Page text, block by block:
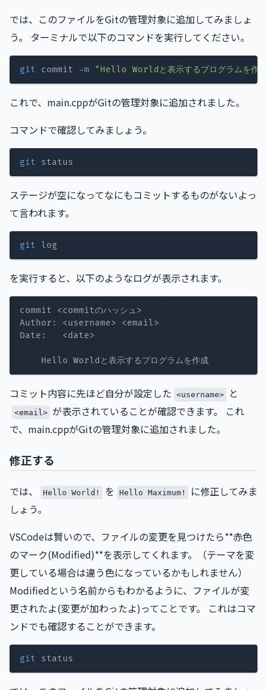
では、このファイルをGitの管理対象に追加してみましょ
う。 ターミナルで以下のコマンドを実行してください。
git commit -m "Hello Worldと表示するプログラムを作
これで、main.cppがGitの管理対象に追加されました。
コマンドで確認してみましょう。
git
ステージが空になってなにもコミットするものがないよっ
て言われます。
git
を実行すると、以下のようなログが表示されます。
コミット内容に先ほど自分が設定した <username> と
<email> が表示されていることが確認できます。 これ
で、main.cppがGitの管理対象に追加されました。
修正する
では、 Hello World! を Hello Maximum!
に修正してみま
しょう。
VSCodeは賢いので、ファイルの変更を見つけたら**赤色
のマーク(Modified)**を表示してくれます。（テーマを変
更している場合は違う色になっているかもしれません）
Modifiedという名前からもわかるように、ファイルが変
更されたよ(変更が加わったよ)ってことです。 これはコマ
ンドでも確認することができます。
git